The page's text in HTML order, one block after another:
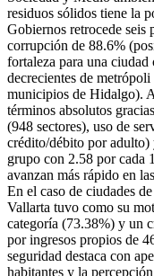
residuos sólidos tiene la
Gobiernos retrocede seis
corrupción de 88.6%
fortaleza para una ciudad
decrecientes de
municipios de Hidalgo).
términos absolutos
(948 sectores), uso de
crédito/débito por adulto)
grupo con 2.58 por cada
avanzan más rápido en
En el caso de ciudades
Vallarta tuvo como su
categoría (73.38%) y un
por ingresos propios de
seguridad destaca con
habitantes y la